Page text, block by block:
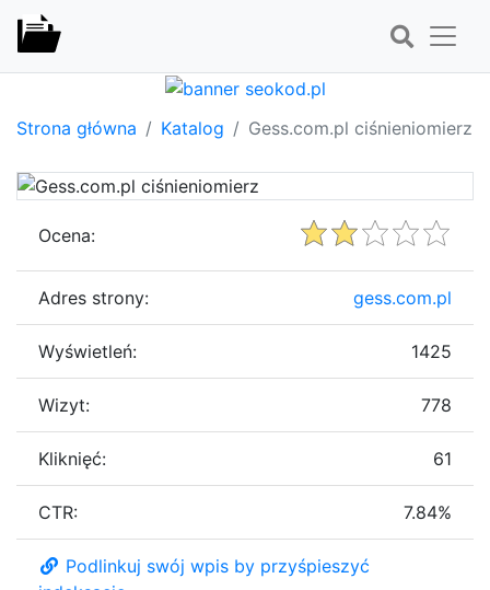
Strona główna Katalog Gess.com.pl ciśnieniomierz
Ocena:
Adres strony: gess.com.pl
Wyświetleń: 1425
Wizyt: 778
Kliknięć: 61
CTR: 7.84%
Podlinkuj swój wpis by przyśpieszyć